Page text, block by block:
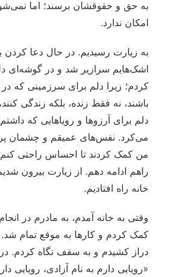
به حق و حقوقشان برسند؛ اما
امکان ندارد.
به زیارت رسیدیم. در حال دعا کردن
اشک‌هایم سرازیر شد و در گوشه‌ای
کردم؛ زیرا دلم برای سرزمینی که
باشند، نه فقط زنده، بلکه زندگی
دلم برای آرزوها و رویاهایی که
می‌کرد. نفس‌های عمیقم و چشمان
من کمک کردند تا احساس راحتی کنم
راهم ادامه دهم. از زیارت بیرون
خانه راه افتادیم.
وقتی به خانه آمدم، به مادرم در
کمک کردم و کارها به موقع تمام شد.
دراز کشیدم و به سقف نگاه کردم.
«رویایی دارم به نام آزادی، رویایی